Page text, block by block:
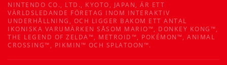
NINTENDO CO., LTD., KYOTO, JAPAN, ÄR ETT
VÄRLDSLEDANDE FÖRETAG INOM INTERAKTIV
UNDERHÅLLNING, OCH LIGGER BAKOM ETT ANTAL
IKONISKA VARUMÄRKEN SÅSOM MARIO™, DONKEY KONG™,
THE LEGEND OF ZELDA™, METROID™, POKÉMON™, ANIMAL
CROSSING™, PIKMIN™ OCH SPLATOON™.